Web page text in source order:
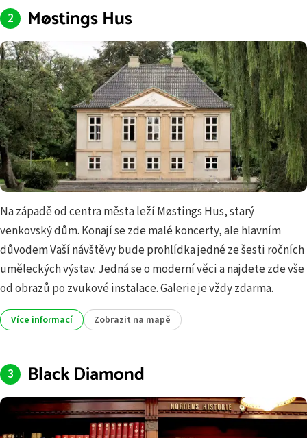
Møstings Hus
Na západě od centra města leží Møstings Hus, starý
venkovský dům. Konají se zde malé koncerty, ale hlavním
důvodem Vaší návštěvy bude prohlídka jedné ze šesti ročních
uměleckých výstav. Jedná se o moderní věci a najdete zde vše
od obrazů po zvukové instalace. Galerie je vždy zdarma.
Více informací Zobrazit na mapě
Black Diamond